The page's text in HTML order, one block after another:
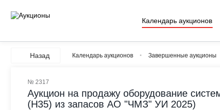
Календарь аукционов
Назад Календарь аукционов Завершенные аукционы
№ 2317
Аукцион на продажу оборудование
(Н35) из запасов АО "ЧМЗ" УИ 2025)